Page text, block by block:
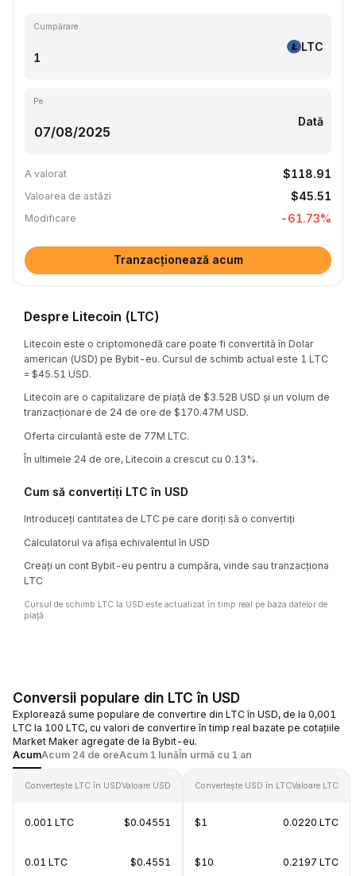
Cumpărare
LTC
Pe
Dată
A valorat $118.91
Valoarea de astăzi $45.51
Modificare -61.73%
Tranzacționează acum
Despre Litecoin (LTC)
Litecoin este o criptomonedă care poate fi convertită în Dolar
american (USD) pe Bybit-eu. Cursul de schimb actual este 1 LTC
= $45.51 USD.
Litecoin are o capitalizare de piață de $3.52B USD și un volum de
tranzacționare de 24 de ore de $170.47M USD.
Oferta circulantă este de 77M LTC.
În ultimele 24 de ore, Litecoin a crescut cu 0.13%.
Cum să convertiți LTC în USD
Introduceți cantitatea de LTC pe care doriți să o convertiți
Calculatorul va afișa echivalentul în USD
Creați un cont Bybit-eu pentru a cumpăra, vinde sau tranzacționa
LTC
Cursul de schimb LTC la USD este actualizat în timp real pe baza datelor de
piață.
Conversii populare din LTC în USD
Explorează sume populare de convertire din LTC în USD, de la 0,001
LTC la 100 LTC, cu valori de convertire în timp real bazate pe cotațiile
Market Maker agregate de la Bybit-eu.
AcumAcum 24 de oreAcum 1 lunăÎn urmă cu 1 an
Convertește LTC în USDValoare USD
0.001 LTC $0.04551
0.01 LTC $0.4551
Convertește USD în LTCValoare LTC
$1 0.0220 LTC
$10 0.2197 LTC